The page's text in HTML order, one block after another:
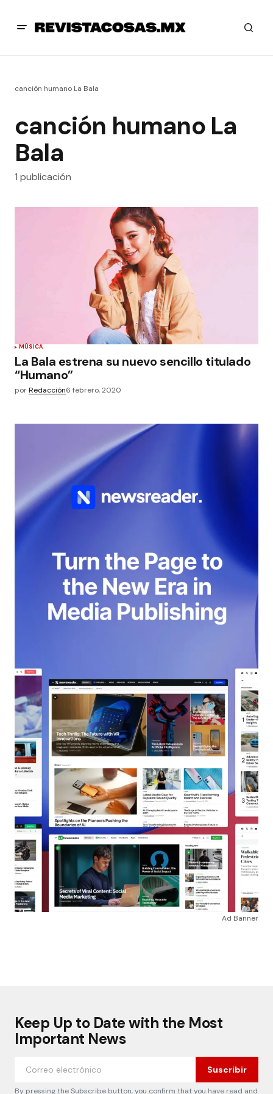
canción humano La Bala
canción humano La
Bala
1 publicación
MÚSICA
La Bala estrena su nuevo sencillo titulado
“Humano”
porRedacción6 febrero, 2020
Ad Banner
Keep Up to Date with the Most
Important News
Suscribir
By pressing the Subscribe button, you confirm that you have read and